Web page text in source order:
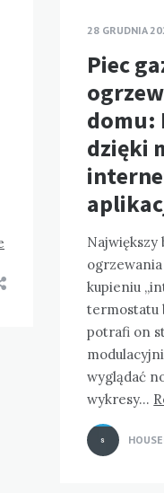
28 GRUDNIA
Piec
domu:
dzięki
Największy
kupieniu
termostatu
potrafi on
wyglądać
wykresy…